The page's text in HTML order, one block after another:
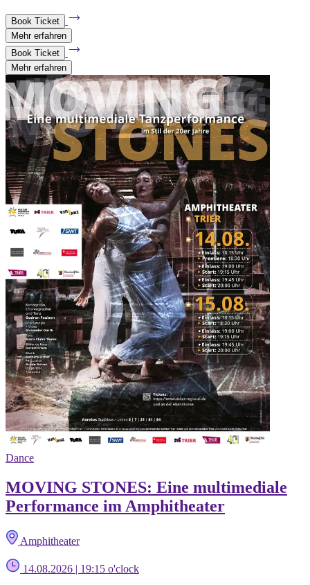
Book Ticket
Mehr erfahren
Book Ticket
Mehr erfahren
Dance
MOVING STONES: Eine multimediale
Performance im Amphitheater
Amphitheater
14.08.2026 | 19:15 o'clock